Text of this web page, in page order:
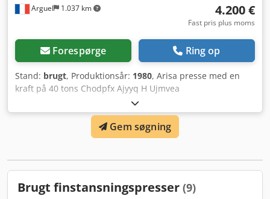
værktøjssæt Bemærk: Yderligere tekniske data om
maskinen findes i den vedlagte brugsanvisning. Sælgeren
og udblæsningscyklussen. Dette medførte, at dele ikke blev
udblæst, og maskinen er standset af sikkerhedsmæssige
årsager. Sælgeren antager dog, at det blot drejer sig om en
indstillingssag. Det anbefales på længere sigt at få
Arguel 1.037 km 4.200 €
Fast pris plus moms
Forespørge Ring op
Stand: brugt, Produktionsår: 1980, Arisa presse med en
kraft på 40 tons Chodpfx Ajyyq H Ujmvea
Gem søgning
Brugt finstansningspresser (9)